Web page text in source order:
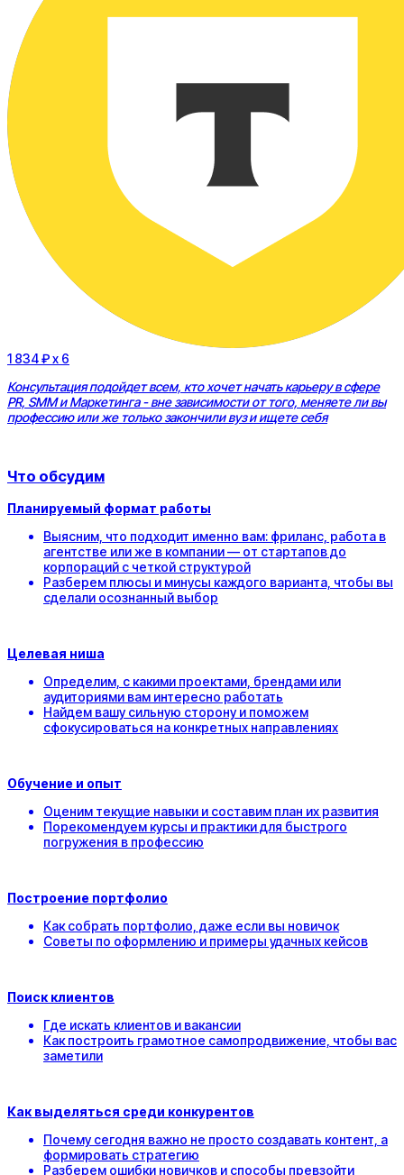
1 834 ₽x 6
Консультация подойдет всем, кто хочет начать карьеру в сфере
PR, SMM и Маркетинга - вне зависимости от того, меняете ли вы
профессию или же только закончили вуз и ищете себя
Что обсудим
Планируемый формат работы
Выясним, что подходит именно вам: фриланс, работа в
агентстве или же в компании — от стартапов до
корпораций с четкой структурой
Разберем плюсы и минусы каждого варианта, чтобы вы
сделали осознанный выбор
Целевая ниша
Определим, с какими проектами, брендами или
аудиториями вам интересно работать
Найдем вашу сильную сторону и поможем
сфокусироваться на конкретных направлениях
Обучение и опыт
Оценим текущие навыки и составим план их развития
Порекомендуем курсы и практики для быстрого
погружения в профессию
Построение портфолио
Как собрать портфолио, даже если вы новичок
Советы по оформлению и примеры удачных кейсов
Поиск клиентов
Где искать клиентов и вакансии
Как построить грамотное самопродвижение, чтобы вас
заметили
Как выделяться среди конкурентов
Почему сегодня важно не просто создавать контент, а
формировать стратегию
Разберем ошибки новичков и способы превзойти